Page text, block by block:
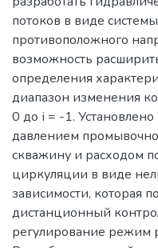
потоков в виде
противоположного
возможность
определения
диапазон изменения
0 до і = -1.
давлением
скважину и расходом
циркуляции в виде
зависимости, которая
дистанционный
регулирование режим